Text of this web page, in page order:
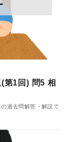
第1回) 問5 相
過去問解答・解説で